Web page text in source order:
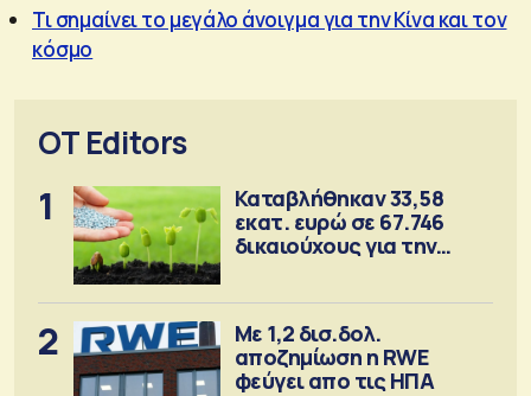
Τι σημαίνει το μεγάλο άνοιγμα για την Κίνα και τον
κόσμο
OT Editors
1
Καταβλήθηκαν 33,58
εκατ. ευρώ σε 67.746
δικαιούχους για την
2
Με 1,2 δισ.δολ.
αποζημίωση η RWE
φεύγει απο τις ΗΠΑ